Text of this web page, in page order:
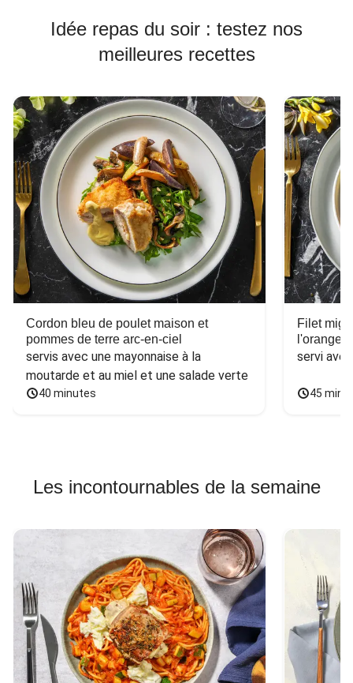
Idée repas du soir : testez nos
meilleures recettes
Cordon bleu de poulet maison et
pommes de terre arc-en-ciel
servis avec une mayonnaise à la
moutarde et au miel et une salade verte
40 minutes
Filet
l'orange
servi
45
Les incontournables de la semaine